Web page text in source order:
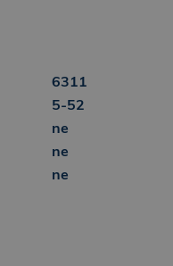
6311
5-52
ne
ne
ne